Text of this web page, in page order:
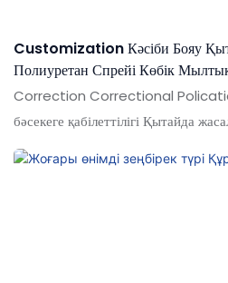
Customization Кәсіби Бояу
Полиуретан Спрейі Көбік
Correction Correctional Polication
бәсекеге қабілеттілігі Қытайда
көбік мылтық - бұл оның
силикон герметикасы / эпоксидті